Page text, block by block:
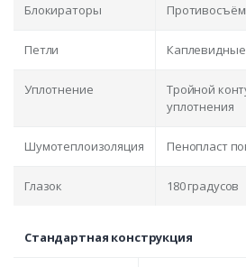
Блокираторы
Петли
Уплотнение
Тройной
уплотнения
Шумотеплоизоляция Пенопласт
Глазок 180 градусов
Стандартная конструкция